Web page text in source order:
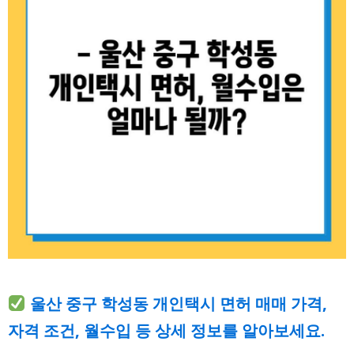
울산 중구 학성동 개인택시 면허 매매 가격,
자격 조건, 월수입 등 상세 정보를 알아보세요.